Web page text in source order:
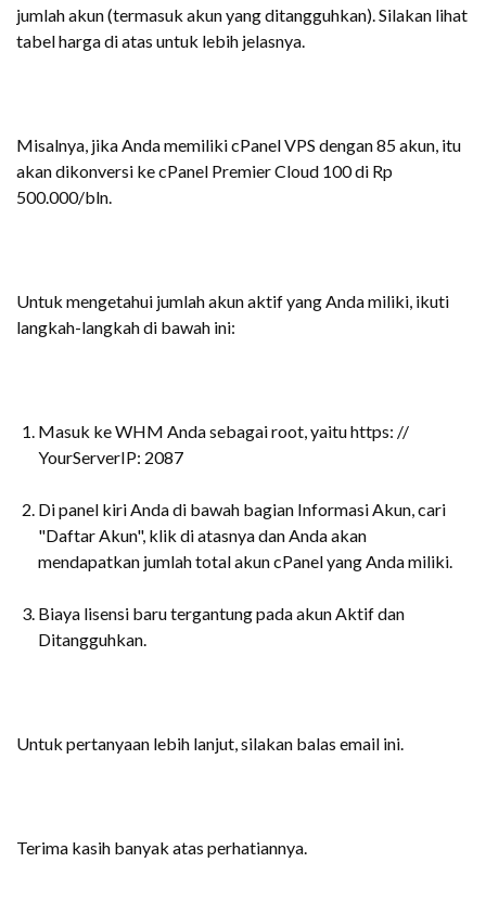
jumlah akun (termasuk akun yang ditangguhkan). Silakan lihat
tabel harga di atas untuk lebih jelasnya.
Misalnya, jika Anda memiliki cPanel VPS dengan 85 akun, itu
akan dikonversi ke cPanel Premier Cloud 100 di Rp
500.000/bln.
Untuk mengetahui jumlah akun aktif yang Anda miliki, ikuti
langkah-langkah di bawah ini:
Masuk ke WHM Anda sebagai root, yaitu https: //
YourServerIP: 2087
Di panel kiri Anda di bawah bagian Informasi Akun, cari
"Daftar Akun", klik di atasnya dan Anda akan
mendapatkan jumlah total akun cPanel yang Anda miliki.
Biaya lisensi baru tergantung pada akun Aktif dan
Ditangguhkan.
Untuk pertanyaan lebih lanjut, silakan balas email ini.
Terima kasih banyak atas perhatiannya.